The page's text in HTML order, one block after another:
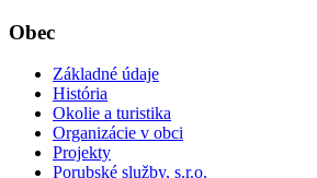
Obec
Základné údaje
História
Okolie a turistika
Organizácie v obci
Projekty
Porubské služby, s.r.o.